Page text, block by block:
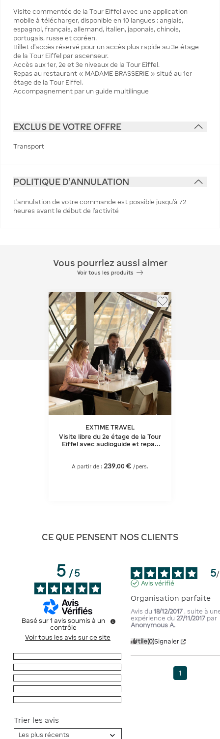
Visite commentée de la Tour Eiffel avec une application
mobile à télécharger, disponible en 10 langues : anglais,
espagnol, français, allemand, italien, japonais, chinois,
portugais, russe et coréen.
Billet d'accès réservé pour un accès plus rapide au 3e étage
de la Tour Eiffel par ascenseur.
Accès aux 1er, 2e et 3e niveaux de la Tour Eiffel.
Repas au restaurant « MADAME BRASSERIE » situé au 1er
étage de la Tour Eiffel.
Accompagnement par un guide multilingue
EXCLUS DE VOTRE OFFRE
Transport
POLITIQUE D'ANNULATION
L’annulation de votre commande est possible jusqu’à 72
heures avant le début de l’activité
Vous pourriez aussi aimer
Voir tous les produits
EXTIME TRAVEL
Visite libre du 2e étage de la Tour
Eiffel avec audioguide et repas
A partir de : 239,00 € /pers.
CE QUE PENSENT NOS CLIENTS
5/5
Basé sur 1 avis soumis à un
contrôle
Voir tous les avis sur ce site
Trier les avis
5/
Avis vérifié
Organisation parfaite
Avis du18/12/2017 , suite à
expérience du 27/11/2017 par
Anonymous A.
Utile(0)Signaler
1